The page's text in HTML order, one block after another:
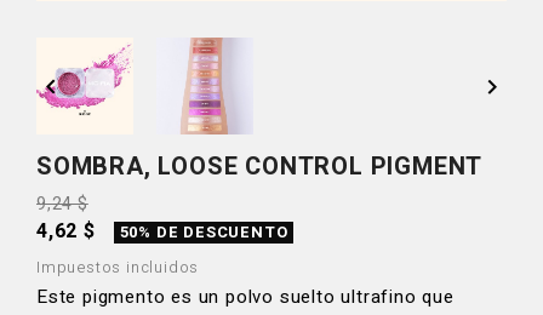
 
SOMBRA, LOOSE CONTROL PIGMENT
9,24 $
4,62 $
50% DE DESCUENTO
Impuestos incluidos
Este pigmento es un polvo suelto ultrafino que